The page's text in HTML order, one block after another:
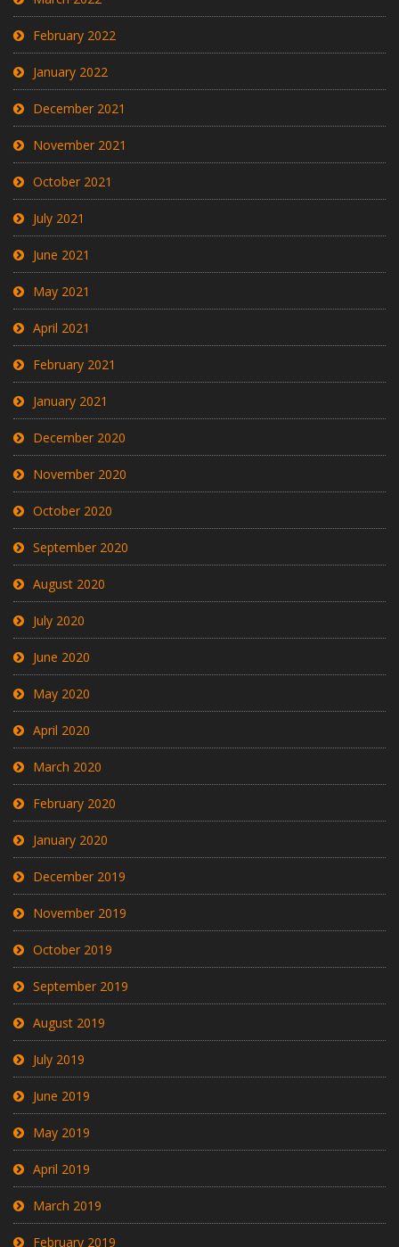
February 2022
January 2022
December 2021
November 2021
October 2021
July 2021
June 2021
May 2021
April 2021
February 2021
January 2021
December 2020
November 2020
October 2020
September 2020
August 2020
July 2020
June 2020
May 2020
April 2020
March 2020
February 2020
January 2020
December 2019
November 2019
October 2019
September 2019
August 2019
July 2019
June 2019
May 2019
April 2019
March 2019
February 2019